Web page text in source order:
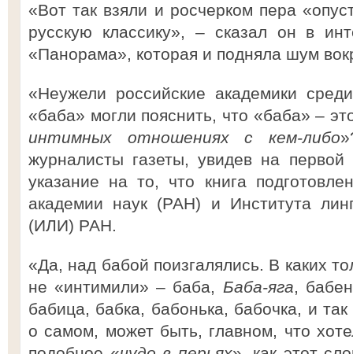
«Вот так взяли и росчерком пера
русскую классику», – сказал он в
«Панорама», которая и подняла шум
«Неужели российские академики
«баба» могли пояснить, что «баба» –
интимных отношениях с кем-либо
журналисты газеты, увидев на
указание на то, что книга
академии наук (РАН) и Института
(ИЛИ) РАН.
«Да, над бабой поизгалялись. В каких
не «интимили» – баба, Баба-яга,
бабица, бабка, бабонька, бабочка, и
о самом, может быть, главном, что